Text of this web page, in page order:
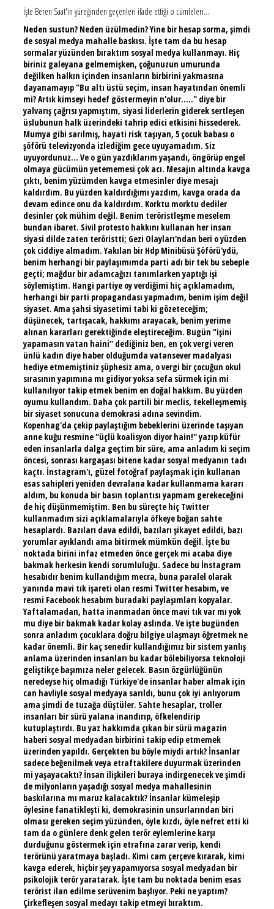
İşte Beren Saat'in yüreğinden geçenleri ifade ettiği o cümleleri...
Neden sustun? Neden üzülmedin? Yine bir hesap sorma, şimdi
de sosyal medya mahalle baskısı. İşte tam da bu hesap
sormalar yüzünden bıraktım sosyal medya kullanmayı. Hiç
biriniz galeyana gelmemişken, çoğunuzun umurunda
değilken halkın içinden insanların birbirini yakmasına
dayanamayıp "Bu altı üstü seçim, insan hayatından önemli
mi? Artık kimseyi hedef göstermeyin n'olur....." diye bir
yalvarış çağrısı yapmıştım, siyasi liderlerin giderek sertleşen
üslubunun halk üzerindeki tahrip edici etkisini hissederek.
Mumya gibi sarılmış, hayati risk taşıyan, 5 çocuk babası o
şöförü televizyonda izlediğim gece uyuyamadım. Siz
uyuyordunuz... Ve o gün yazdıklarım yaşandı, öngörüp engel
olmaya gücümün yetememesi çok acı. Mesajın altında kavga
çıktı, benim yüzümden kavga etmesinler diye mesajı
kaldırdım. Bu yüzden kaldırdığımı yazdım, kavga orada da
devam edince onu da kaldırdım. Korktu morktu dediler
desinler çok mühim değil. Benim teröristleşme meselem
bundan ibaret. Sivil protesto hakkını kullanan her insan
siyasi dilde zaten teröristti; Gezi Olayları'ndan beri o yüzden
çok ciddiye almadım. Yakılan bir Hdp Minibüsü Şöförü'ydü,
benim herhangi bir paylaşımımda parti adı bir tek bu sebeple
geçti; mağdur bir adamcağızı tanımlarken yaptığı işi
söylemiştim. Hangi partiye oy verdiğimi hiç açıklamadım,
herhangi bir parti propagandası yapmadım, benim işim değil
siyaset. Ama şahsi siyasetimi tabi ki gözeteceğim;
düşünecek, tartışacak, hakkımı arayacak, benim yerime
alınan kararları gerektiğinde eleştireceğim. Bugün "işini
yapamasın vatan haini" dediğiniz ben, en çok vergi veren
ünlü kadın diye haber olduğumda vatansever madalyası
hediye etmemiştiniz şüphesiz ama, o vergi bir çocuğun okul
sırasının yapımına mı gidiyor yoksa sefa sürmek için mi
kullanılıyor takip etmek benim en doğal hakkım. Bu yüzden
oyumu kullandım. Daha çok partili bir meclis, tekelleşmemiş
bir siyaset sonucuna demokrasi adına sevindim.
Kopenhag'da çekip paylaştığım bebeklerini üzerinde taşıyan
anne kuğu resmine "üçlü koalisyon diyor hain!" yazıp küfür
eden insanlarla dalga geçtim bir süre, ama anladım ki seçim
öncesi, sonrası kargaşası bitene kadar sosyal medyanın tadı
kaçtı. İnstagram'ı, güzel fotoğraf paylaşmak için kullanan
esas sahipleri yeniden devralana kadar kullanmama kararı
aldım, bu konuda bir basın toplantısı yapmam gerekeceğini
de hiç düşünmemiştim. Ben bu süreçte hiç Twitter
kullanmadım sizi açıklamalarıyla öfkeye boğan sahte
hesaplardı. Bazıları dava edildi, bazıları şikayet edildi, bazı
yorumlar ayıklandı ama bitirmek mümkün değil. İşte bu
noktada birini infaz etmeden önce gerçek mi acaba diye
bakmak herkesin kendi sorumluluğu. Sadece bu İnstagram
hesabıdır benim kullandığım mecra, buna paralel olarak
yanında mavi tık işareti olan resmi Twitter hesabım, ve
resmi Facebook hesabım buradaki paylaşımları kopyalar.
Yaftalamadan, hatta inanmadan önce mavi tık var mı yok
mu diye bir bakmak kadar kolay aslında. Ve işte bugünden
sonra anladım çocuklara doğru bilgiye ulaşmayı öğretmek ne
kadar önemli. Bir kaç senedir kullandığımız bir sistem yanlış
anlama üzerinden insanları bu kadar bölebiliyorsa teknoloji
geliştikçe başımıza neler gelecek. Basın özgürlüğünün
neredeyse hiç olmadığı Türkiye'de insanlar haber almak için
can havliyle sosyal medyaya sarıldı, bunu çok iyi anlıyorum
ama şimdi de tuzağa düştüler. Sahte hesaplar, troller
insanları bir sürü yalana inandırıp, öfkelendirip
kutuplaştırdı. Bu yaz hakkımda çıkan bir sürü magazin
haberi sosyal medyadan birbirini takip edip etmemek
üzerinden yapıldı. Gerçekten bu böyle miydi artık? İnsanlar
sadece beğenilmek veya etraftakilere duyurmak üzerinden
mi yaşayacaktı? İnsan ilişkileri buraya indirgenecek ve şimdi
de milyonların yaşadığı sosyal medya mahallesinin
baskılarına mı maruz kalacaktık? İnsanlar kümeleşip
öylesine fanatikleşti ki, demokrasinin unsurlarından biri
olması gereken seçim yüzünden, öyle kızdı, öyle nefret etti ki
tam da o günlere denk gelen terör eylemlerine karşı
durduğunu göstermek için etrafına zarar verip, kendi
terörünü yaratmaya başladı. Kimi cam çerçeve kırarak, kimi
kavga ederek, hiçbir şey yapamıyorsa sosyal medyadan bir
psikolojik terör yaratarak. İşte tam bu noktada benim esas
terörist ilan edilme serüvenim başlıyor. Peki ne yaptım?
Çirkefleşen sosyal medayı takip etmeyi bıraktım.